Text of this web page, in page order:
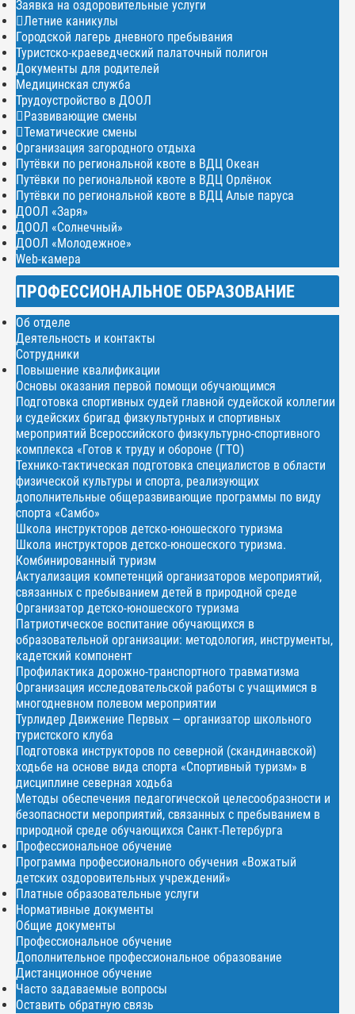
Заявка на оздоровительные услуги
Летние каникулы
Городской лагерь дневного пребывания
Туристско-краеведческий палаточный полигон
Документы для родителей
Медицинская служба
Трудоустройство в ДООЛ
Развивающие смены
Тематические смены
Организация загородного отдыха
Путёвки по региональной квоте в ВДЦ Океан
Путёвки по региональной квоте в ВДЦ Орлёнок
Путёвки по региональной квоте в ВДЦ Алые паруса
ДООЛ «Заря»
ДООЛ «Солнечный»
ДООЛ «Молодежное»
Web-камера
ПРОФЕССИОНАЛЬНОЕ ОБРАЗОВАНИЕ
Об отделе
Деятельность и контакты
Сотрудники
Повышение квалификации
Основы оказания первой помощи обучающимся
Подготовка спортивных судей главной судейской коллегии
и судейских бригад физкультурных и спортивных
мероприятий Всероссийского физкультурно-спортивного
комплекса «Готов к труду и обороне (ГТО)
Технико-тактическая подготовка специалистов в области
физической культуры и спорта, реализующих
дополнительные общеразвивающие программы по виду
спорта «Самбо»
Школа инструкторов детско-юношеского туризма
Школа инструкторов детско-юношеского туризма.
Комбинированный туризм
Актуализация компетенций организаторов мероприятий,
связанных с пребыванием детей в природной среде
Организатор детско-юношеского туризма
Патриотическое воспитание обучающихся в
образовательной организации: методология, инструменты,
кадетский компонент
Профилактика дорожно-транспортного травматизма
Организация исследовательской работы с учащимися в
многодневном полевом мероприятии
Турлидер Движение Первых — организатор школьного
туристского клуба
Подготовка инструкторов по северной (скандинавской)
ходьбе на основе вида спорта «Спортивный туризм» в
дисциплине северная ходьба
Методы обеспечения педагогической целесообразности и
безопасности мероприятий, связанных с пребыванием в
природной среде обучающихся Санкт-Петербурга
Профессиональное обучение
Программа профессионального обучения «Вожатый
детских оздоровительных учреждений»
Платные образовательные услуги
Нормативные документы
Общие документы
Профессиональное обучение
Дополнительное профессиональное образование
Дистанционное обучение
Часто задаваемые вопросы
Оставить обратную связь